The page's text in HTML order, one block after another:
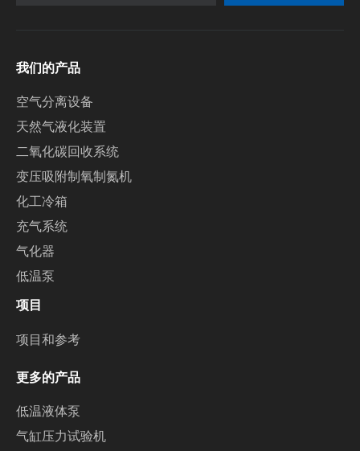
我们的产品
空气分离设备
天然气液化装置
二氧化碳回收系统
变压吸附制氧制氮机
化工冷箱
充气系统
气化器
低温泵
项目
项目和参考
更多的产品
低温液体泵
气缸压力试验机